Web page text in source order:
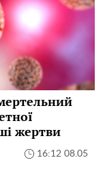
жертви
16:12 08.05